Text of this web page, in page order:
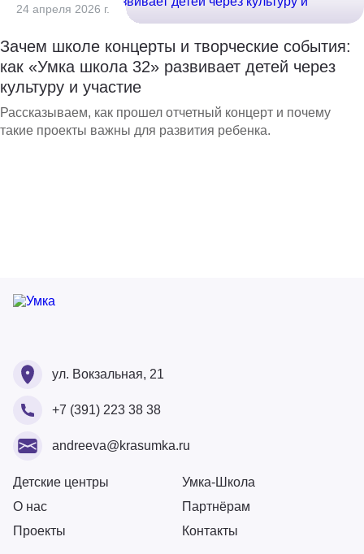
24 апреля 2026 г.
Зачем школе концерты и творческие события:
как «Умка школа 32» развивает детей через
культуру и участие
Рассказываем, как прошел отчетный концерт и почему
такие проекты важны для развития ребенка.
ул. Вокзальная, 21
+7 (391) 223 38 38
andreeva@krasumka.ru
Детские центры
Умка-Школа
О нас
Партнёрам
Проекты
Контакты
Ваш Email
Ваш номер
Ваше ФИО
Ваше сообщение